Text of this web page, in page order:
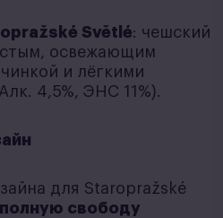
Světlé: чешский
освежающим
и лёгкими
4,5%, ЭНС 11%).
для Staropražské
полную свободу